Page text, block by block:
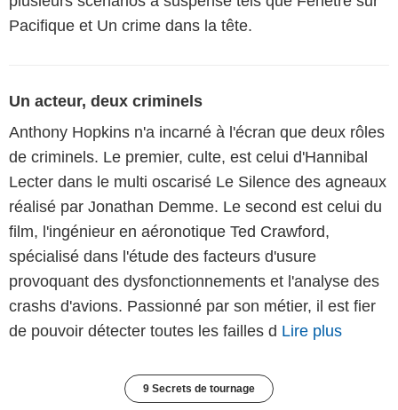
Pacifique et Un crime dans la tête.
Un acteur, deux criminels
Anthony Hopkins n'a incarné à l'écran que deux rôles
de criminels. Le premier, culte, est celui d'Hannibal
Lecter dans le multi oscarisé Le Silence des agneaux
réalisé par Jonathan Demme. Le second est celui du
film, l'ingénieur en aéronotique Ted Crawford,
spécialisé dans l'étude des facteurs d'usure
provoquant des dysfonctionnements et l'analyse des
crashs d'avions. Passionné par son métier, il est fier
de pouvoir détecter toutes les failles d Lire plus
9 Secrets de tournage